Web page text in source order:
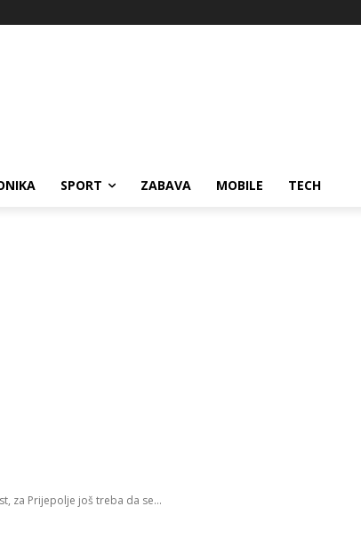
SPORT ZABAVA MOBILE TECH
za Prijepolje još treba da se...